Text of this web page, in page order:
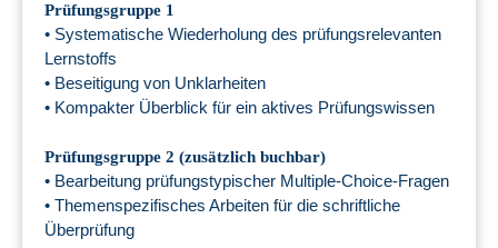
Prüfungsgruppe 1
• Systematische Wiederholung des prüfungsrelevanten
Lernstoffs
• Beseitigung von Unklarheiten
• Kompakter Überblick für ein aktives Prüfungswissen
Prüfungsgruppe 2 (zusätzlich buchbar)
• Bearbeitung prüfungstypischer Multiple-Choice-Fragen
• Themenspezifisches Arbeiten für die schriftliche
Überprüfung